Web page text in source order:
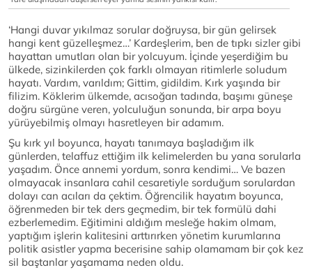
‘Hangi duvar yıkılmaz sorular doğruysa, bir gün gelirsek
hangi kent güzelleşmez…’ Kardeşlerim, ben de tıpkı sizler gibi
hayattan umutları olan bir yolcuyum. İçinde yeşerdiğim bu
ülkede, sizinkilerden çok farklı olmayan ritimlerle soludum
hayatı. Vardım, varıldım; Gittim, gidildim. Kırk yaşında bir
filizim. Köklerim ülkemde, acısoğan tadında, başımı güneşe
doğru sürgüne veren, yolculuğun sonunda, bir arpa boyu
yürüyebilmiş olmayı hasretleyen bir adamım.
Şu kırk yıl boyunca, hayatı tanımaya başladığım ilk
günlerden, telaffuz ettiğim ilk kelimelerden bu yana sorularla
yaşadım. Önce annemi yordum, sonra kendimi… Ve bazen
olmayacak insanlara cahil cesaretiyle sorduğum sorulardan
dolayı can acıları da çektim. Öğrencilik hayatım boyunca,
öğrenmeden bir tek ders geçmedim, bir tek formülü dahi
ezberlemedim. Eğitimini aldığım mesleğe hakim olmam,
yaptığım işlerin kalitesini arttırırken yönetim kurumlarına
politik asistler yapma becerisine sahip olamamam bir çok kez
sil baştanlar yaşamama neden oldu.